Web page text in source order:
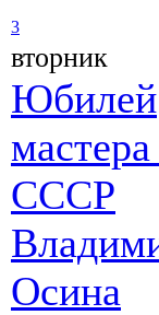
3
вторник
Юбилей
СССР
Осина